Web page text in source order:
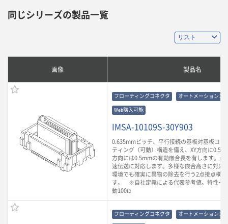
同じシリーズの製品一覧
画像 製品名
フローティングコネクタ オートメーションコ
Web購入可能
IMSA-10109S-30Y903
0.635mmピッチ、平行接続の基板対基板コネ
ティング（可動）構造を備え、XY方向に
方向には0.5mmの有効嵌合長を有します。
速伝送に対応します。多様な嵌合高さに対応
環境でも確実に異物の除去を行う2点接点構
す。 ※自社定義による代表参考値。特性イ
動100Ω
フローティングコネクタ オートメーションコ